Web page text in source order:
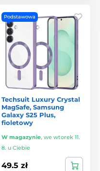
Podstawowa
Techsuit Luxury Crystal
MagSafe, Samsung
Galaxy S25 Plus,
fioletowy
W magazynie, we wtorek 11.
8. u Ciebie
49.5 zł